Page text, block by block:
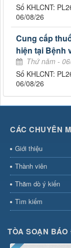
Số KHLCNT:
06/08/26
Cung cấp
hiện tại Bệnh
Thứ năm -
Số KHLCNT:
06/08/26
CÁC CHUYÊN
Giới thiệu
Thành viên
Thăm dò ý kiến
Tìm kiếm
TÒA SOẠN